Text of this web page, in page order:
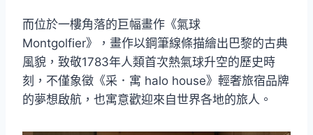
而位於一樓角落的巨幅畫作《氣球
Montgolfier》，畫作以鋼筆線條描繪出巴黎的古典
風貌，致敬1783年人類首次熱氣球升空的歷史時
刻，不僅象徵《采．寓 halo house》輕奢旅宿品牌
的夢想啟航，也寓意歡迎來自世界各地的旅人。